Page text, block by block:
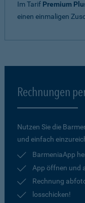
Im Tarif Premium
einen einmaligen
Rechnungen
Nutzen Sie die
und einfach
BarmeniaApp
App öffnen und
Rechnung
losschicken!